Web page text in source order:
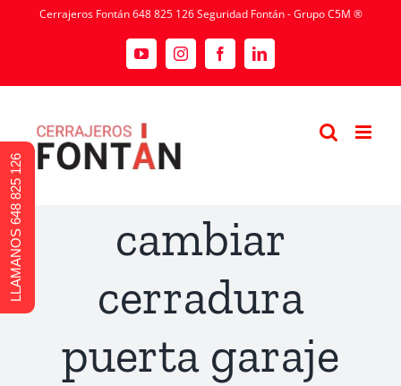
Cerrajeros Fontán 648 825 126 Seguridad Fontán - Grupo C5M ®
cambiar
cerradura
puerta garaje
LLAMANOS 648 825 126